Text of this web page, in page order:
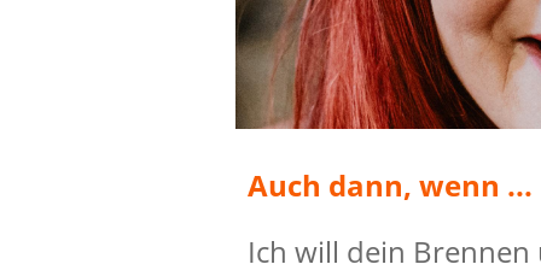
Auch dann, wenn ...
Ich will dein